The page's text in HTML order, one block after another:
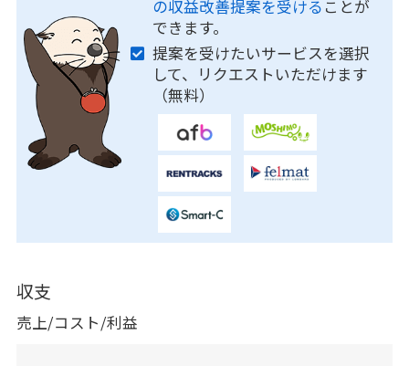
の収益改善提案を受ける ことが
できます。
提案を受けたいサービスを選択
して、リクエストいただけます
（無料）
収支
売上/コスト/利益